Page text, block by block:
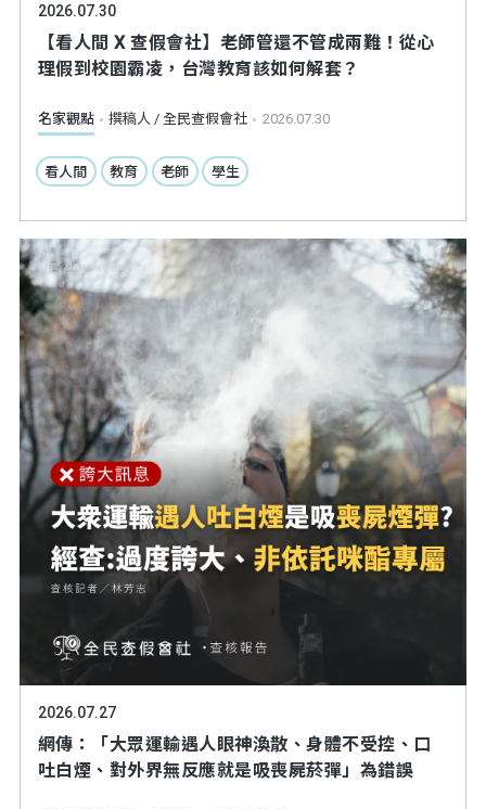
2026.07.30
【看人間 X 查假會社】老師管還不管成兩難！從心
理假到校園霸凌，台灣教育該如何解套？
名家觀點 撰稿人 / 全民查假會社 2026.07.30
看人間 教育 老師 學生
2026.07.27
網傳：「大眾運輸遇人眼神渙散、身體不受控、口
吐白煙、對外界無反應就是吸喪屍菸彈」為錯誤